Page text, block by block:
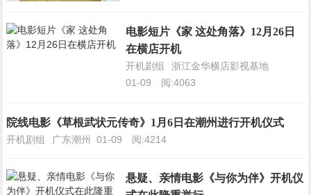
电影短片《家 这处角落》12月26日
在横店开机
开机剧组
浙江金华横店影视基地
01-09
阅:4063
院线电影《草根武状元传奇》1月6日在潮州进行开机仪式
开机剧组 广东潮州01-09 阅:4214
悬疑、亲情电影《与你为伴》开机仪